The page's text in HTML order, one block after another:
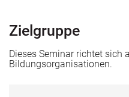
Zielgruppe
Dieses Seminar richtet sich
Bildungsorganisationen.